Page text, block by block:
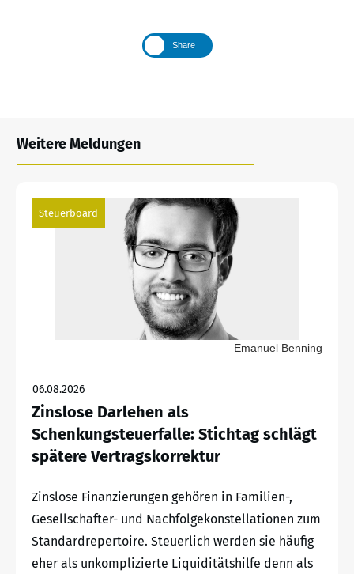
Share
Weitere Meldungen
Steuerboard
Emanuel Benning
06.08.2026
Zinslose Darlehen als
Schenkungsteuerfalle: Stichtag schlägt
spätere Vertragskorrektur
Zinslose Finanzierungen gehören in Familien-,
Gesellschafter- und Nachfolgekonstellationen zum
Standardrepertoire. Steuerlich werden sie häufig
eher als unkomplizierte Liquiditätshilfe denn als